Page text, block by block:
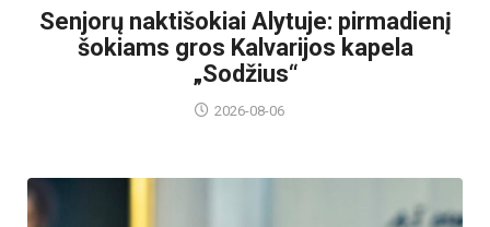
Senjorų naktišokiai Alytuje: pirmadienį
šokiams gros Kalvarijos kapela
„Sodžius“
2026-08-06